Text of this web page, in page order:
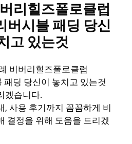
리힐즈폴로클럽
버시블 패딩 당신
고 있는것
비버리힐즈폴로클럽
패딩 당신이 놓치고 있는것
겠습니다.
, 사용 후기까지 꼼꼼하게 비
결정을 위해 도움을 드리겠